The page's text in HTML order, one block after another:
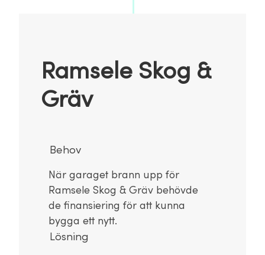
Ramsele Skog &
Gräv
Behov
När garaget brann upp för
Ramsele Skog & Gräv behövde
de finansiering för att kunna
bygga ett nytt.
Lösning